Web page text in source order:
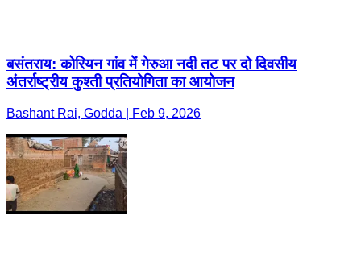
बसंतराय: कोरियन गांव में गेरुआ नदी तट पर दो दिवसीय
अंतर्राष्ट्रीय कुश्ती प्रतियोगिता का आयोजन
Bashant Rai, Godda | Feb 9, 2026